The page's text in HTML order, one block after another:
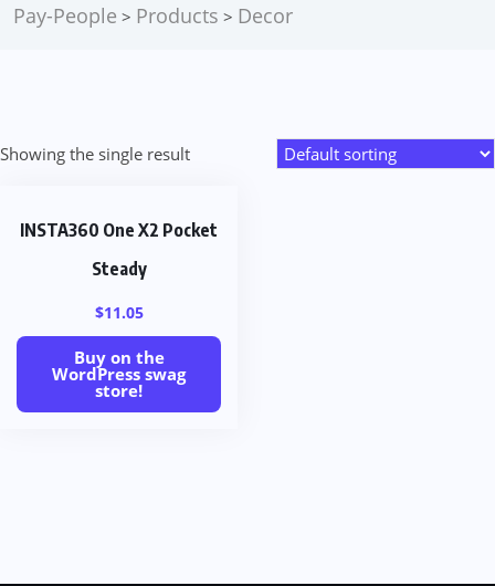
Pay-People > Products > Decor
Showing the single result
INSTA360 One X2 Pocket
Steady
$11.05
Buy on the
WordPress swag
store!